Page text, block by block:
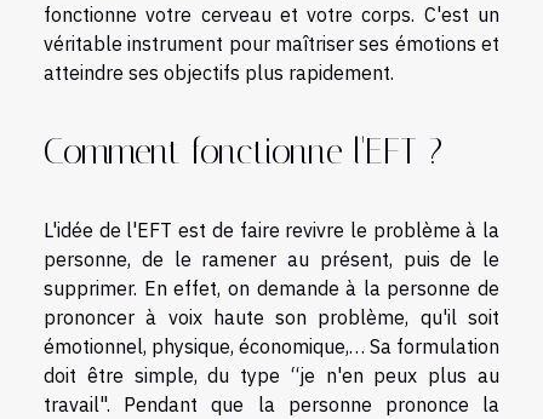
fonctionne votre cerveau et votre corps. C'est un
véritable instrument pour maîtriser ses émotions et
atteindre ses objectifs plus rapidement.
Comment fonctionne l'EFT ?
L'idée de l'EFT est de faire revivre le problème à la
personne, de le ramener au présent, puis de le
supprimer. En effet, on demande à la personne de
prononcer à voix haute son problème, qu'il soit
émotionnel, physique, économique,… Sa formulation
doit être simple, du type “je n'en peux plus au
travail". Pendant que la personne prononce la